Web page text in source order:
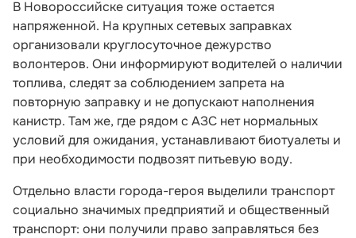
В Новороссийске ситуация тоже остается
напряженной. На крупных сетевых заправках
организовали круглосуточное дежурство
волонтеров. Они информируют водителей о наличии
топлива, следят за соблюдением запрета на
повторную заправку и не допускают наполнения
канистр. Там же, где рядом с АЗС нет нормальных
условий для ожидания, устанавливают биотуалеты и
при необходимости подвозят питьевую воду.
Отдельно власти города-героя выделили транспорт
социально значимых предприятий и общественный
транспорт: они получили право заправляться без